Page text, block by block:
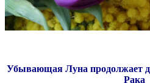
Убывающая Луна продолжает
Рака